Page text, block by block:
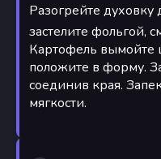
Разогрейте духовку
застелите фольгой,
Картофель вымойте
положите в форму.
соединив края.
мягкости.